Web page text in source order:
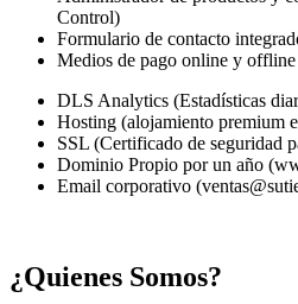
Control)
Formulario de contacto
Medios de pago online y offline
DLS Analytics (Estadísticas
Hosting (alojamiento premium
SSL (Certificado de seguridad
Dominio Propio por un año
Email corporativo
¿Quienes Somos?